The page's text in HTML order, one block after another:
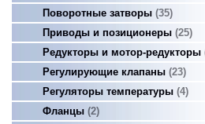
Поворотные затворы 35
Приводы и позиционеры 25
Редукторы и мотор-редукторы
Регулирующие клапаны 23
Регуляторы температуры 4
Фланцы 2